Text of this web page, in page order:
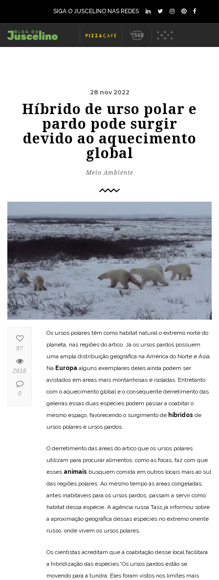
SIGA O JUSCELINO NAS REDES
28 nov 2022
Híbrido de urso polar e
pardo pode surgir
devido ao aquecimento
global
Meio Ambiente
Os ursos polares têm como habitat natural o extremo norte do
planeta, nas regiões do ártico. Já os ursos pardos possuem
uma ampla distribuição geográfica na América do Norte e Ásia.
Na Europa alguns exemplares deles ainda podem ser
avistados em áreas mais montanhosas e isoladas. Entretanto
com o aquecimento global e o consequente derretimento das
geleiras essas duas espécies podem passar a coabitar o
mesmo espaço, favorecendo o surgimento de híbridos de
ursos polares e ursos pardos.
O derretimento das áreas do ártico que os ursos polares
utilizam para procurar alimentos, como as focas, faz com que
esses animais busquem comida em outros locais mais ao sul
das regiões polares. Ao mesmo tempo as áreas congeladas,
antes inabitáveis para os ursos pardos, passam a servir como
habitat dessa espécie. A agência russa Tass já informou sobre
a aproximação geográfica dessas espécies no extremo oriente
russo, onde vivem os ursos polares.
Os cientistas acreditam que a coabitação desse local facilitará
a hibridização das espécies.”Os ursos pardos estão se
movendo para a tundra. Eles foram vistos nos limites mais
97
2618
0